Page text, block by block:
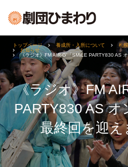
《ラジオ》FM
PARTY830 AS
最終回を迎え
トップページ 養成所・入所について
札
お知らせ
《ラジオ》FM AIR-G'「SMILE PARTY830 AS